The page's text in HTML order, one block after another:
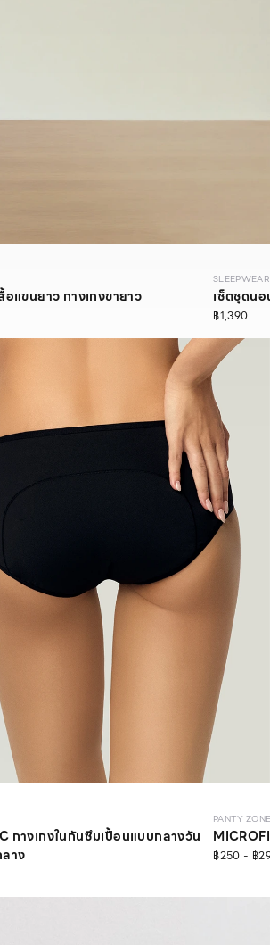
อแขนยาว กางเกงขายาว
SLEEPWEAR
เซ็ตชุดน
฿1,390
กางเกงในกันซึมเปื้อนแบบกลางวัน
าง
PANTY
฿250 - ฿